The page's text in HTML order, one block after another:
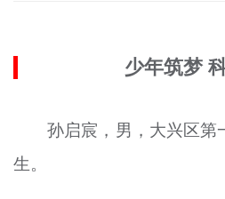
未成年人思想道德建设
榜样人物
身边好人
少年筑梦
孙启宸 ，男，大兴区
生。